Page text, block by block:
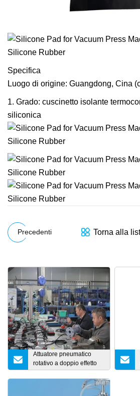
Specifica
Luogo di origine: Guangdong, Cina
1. Grado: cuscinetto isolante
siliconica
Precedenti Torna alla
Attuatore pneumatico
rotativo a doppio effetto
con rotazione di 180 gradi